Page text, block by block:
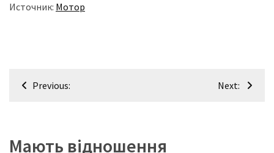
Источник: Мотор
Навігація
Previous: Next:
Мають відношення